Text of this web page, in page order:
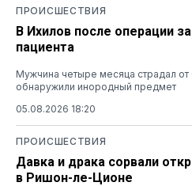
ПРОИСШЕСТВИЯ
В Ихилов после операции
пациента
Мужчина четыре месяца страдал
обнаружили инородный предмет
05.08.2026 18:20
ПРОИСШЕСТВИЯ
Давка и драка сорвали
в Ришон-ле-Ционе